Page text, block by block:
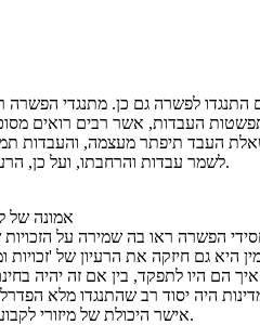
התנגדו לפשרה גם כן. מתנגדי
העבדות, אשר רבים רואים
העבד תיפתר מעצמה, והעבדות
לשמר עבדות והרחבתו, ועל כן, הרעיון כי העבדות הייתה מקובלת.
אמונה של
הפשרה ראו בה שמירה על
היא גם חיזקה את הרעיון של 'זכויות
איך הם היו לתפקד, בין אם זה יהיה
היה יסוד רב שהתנגדו מלא
אישר היכולת של מיזורי לקבוע את עתידה ואת החוקים שלו.